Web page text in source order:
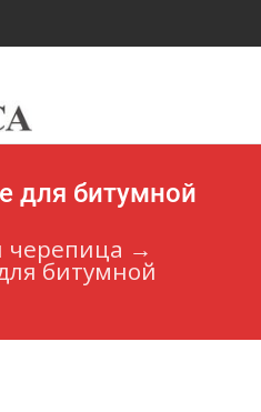
для битумной
черепица →
битумной